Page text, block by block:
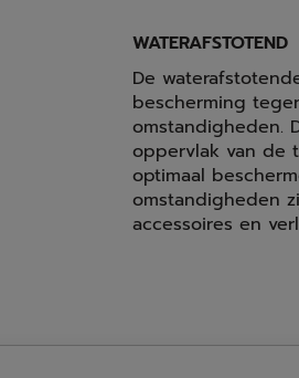
WATERAFSTOTEND
De
bescherming
omstandigheden.
oppervlak van de
optimaal
omstandigheden
accessoires en